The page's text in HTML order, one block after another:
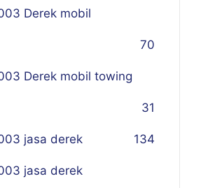
Derek mobil
70
Derek mobil towing
31
jasa derek 134
jasa derek